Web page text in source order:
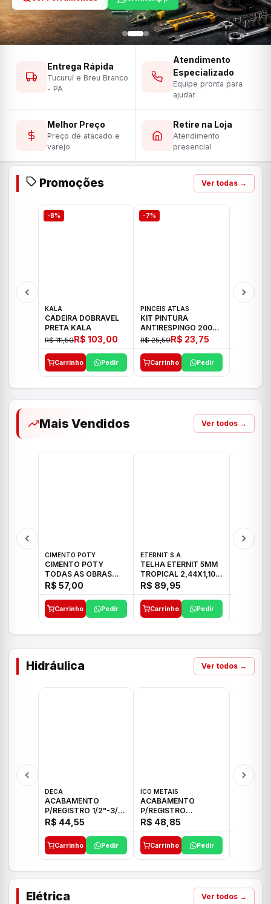
Entrega Rápida
Tucuruí e Breu Branco
- PA
Atendimento
Especializado
Equipe pronta para
ajudar
Melhor Preço
Preço de atacado e
varejo
Retire na Loja
Atendimento
presencial
Promoções Ver todas →
-8%
KALA
CADEIRA DOBRAVEL
PRETA KALA
R$ 111,50R$ 103,00
Carrinho Pedir
-7%
PINCEIS ATLAS
KIT PINTURA
ANTIRESPINGO 2003
ATLAS 03 PCS
R$ 25,50R$ 23,75
Carrinho Pedir
Mais Vendidos Ver todos →
CIMENTO POTY
CIMENTO POTY
TODAS AS OBRAS
50KG CP-II F/32
R$ 57,00
Carrinho Pedir
ETERNIT S.A.
TELHA ETERNIT 5MM
TROPICAL 2,44X1,10
27,10KG
R$ 89,95
Carrinho Pedir
Hidráulica Ver todos →
DECA
ACABAMENTO
P/REGISTRO 1/2"-3/4"
E 1"C21.PQ DECA
R$ 44,55
Carrinho Pedir
ICO METAIS
ACABAMENTO
P/REGISTRO
1/2"-3/4"-1" ACB M
CS 33 ICO
R$ 48,85
Carrinho Pedir
Elétrica Ver todos →